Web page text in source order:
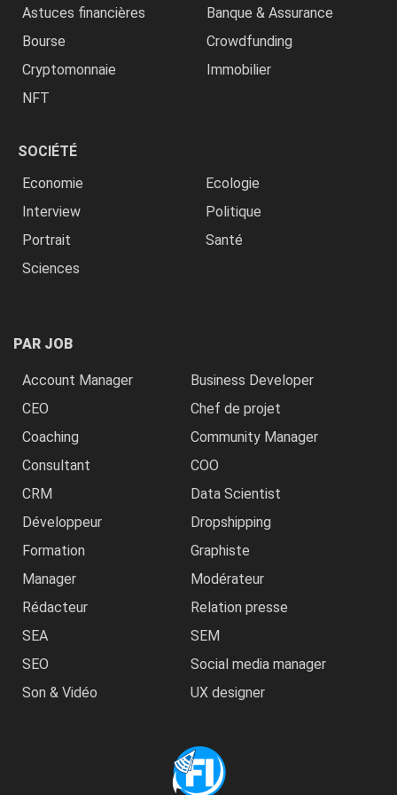
Astuces financières
Banque & Assurance
Bourse
Crowdfunding
Cryptomonnaie
Immobilier
NFT
SOCIÉTÉ
Economie
Ecologie
Interview
Politique
Portrait
Santé
Sciences
PAR JOB
Account Manager
Business Developer
CEO
Chef de projet
Coaching
Community Manager
Consultant
COO
CRM
Data Scientist
Développeur
Dropshipping
Formation
Graphiste
Manager
Modérateur
Rédacteur
Relation presse
SEA
SEM
SEO
Social media manager
Son & Vidéo
UX designer